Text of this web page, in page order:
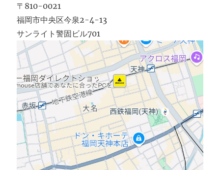
〒810-0021
福岡市中央区今泉2-4-13
サンライト警固ビル701